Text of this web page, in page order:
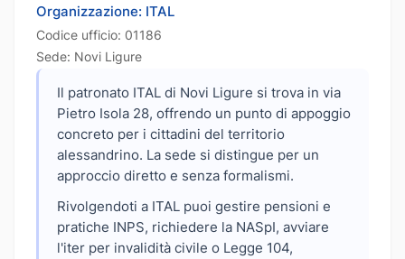
Organizzazione: ITAL
Codice ufficio: 01186
Sede: Novi Ligure
Il patronato ITAL di Novi Ligure si trova in via
Pietro Isola 28, offrendo un punto di appoggio
concreto per i cittadini del territorio
alessandrino. La sede si distingue per un
approccio diretto e senza formalismi.
Rivolgendoti a ITAL puoi gestire pensioni e
pratiche INPS, richiedere la NASpI, avviare
l'iter per invalidità civile o Legge 104,